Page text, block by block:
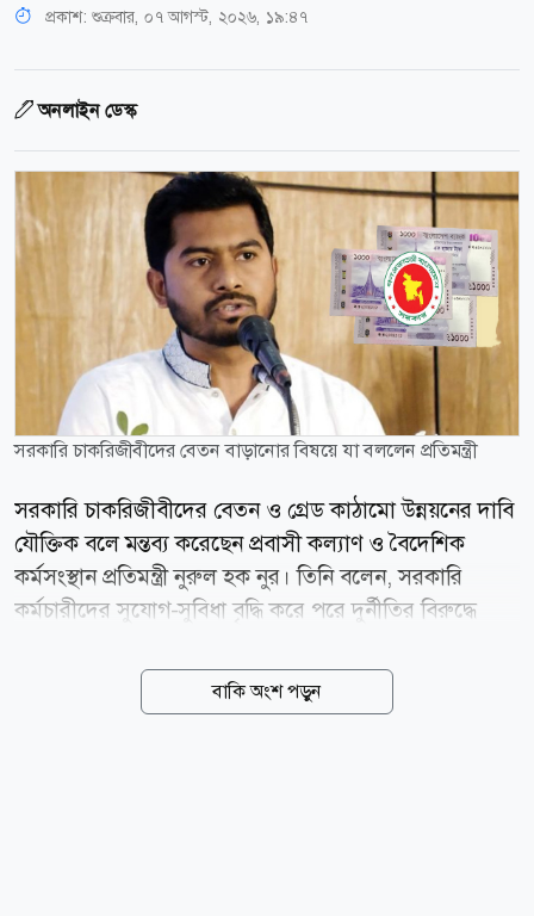
প্রকাশ: শুক্রবার, ০৭ আগস্ট, ২০২৬, ১৯:৪৭
অনলাইন ডেস্ক
সরকারি চাকরিজীবীদের বেতন বাড়ানোর বিষয়ে যা বললেন প্রতিমন্ত্রী
সরকারি চাকরিজীবীদের বেতন ও গ্রেড কাঠামো উন্নয়নের দাবি
যৌক্তিক বলে মন্তব্য করেছেন প্রবাসী কল্যাণ ও বৈদেশিক
কর্মসংস্থান প্রতিমন্ত্রী নুরুল হক নুর। তিনি বলেন, সরকারি
কর্মচারীদের সুযোগ-সুবিধা বৃদ্ধি করে পরে দুর্নীতির বিরুদ্ধে
শুক্রবার (৭ আগস্ট) জাতীয় প্রেস ক্লাবের আব্দুস সালাম হলে
বাংলাদেশ সরকারি কর্মকর্তা-কর্মচারী কল্যাণ সমিতি আয়োজিত
বাকি অংশ পড়ুন